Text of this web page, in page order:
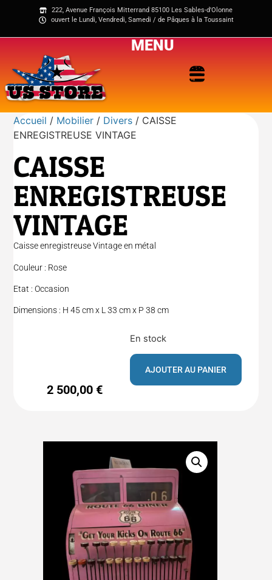
222, Avenue François Mitterrand 85100 Les Sables-d'Olonne
ouvert le Lundi, Vendredi, Samedi / de Pâques à la Toussaint
MENU
Accueil / Mobilier / Divers / CAISSE
ENREGISTREUSE VINTAGE
CAISSE
ENREGISTREUSE
VINTAGE
Caisse enregistreuse Vintage en métal
Couleur : Rose
Etat : Occasion
Dimensions : H 45 cm x L 33 cm x P 38 cm
2 500,00€
En stock
AJOUTER AU PANIER